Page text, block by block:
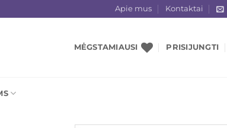
Apie mus Kontaktai
MĖGSTAMIAUSI PRISIJUNGTI